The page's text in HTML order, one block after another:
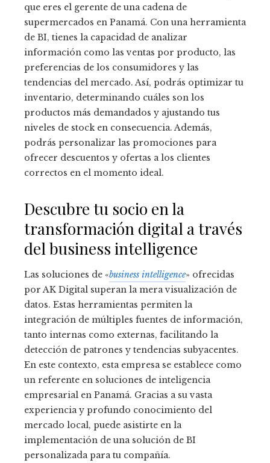
que eres el gerente de una cadena de
supermercados en Panamá. Con una herramienta
de BI, tienes la capacidad de analizar
información como las ventas por producto, las
preferencias de los consumidores y las
tendencias del mercado. Así, podrás optimizar tu
inventario, determinando cuáles son los
productos más demandados y ajustando tus
niveles de stock en consecuencia. Además,
podrás personalizar las promociones para
ofrecer descuentos y ofertas a los clientes
correctos en el momento ideal.
Descubre tu socio en la
transformación digital a través
del business intelligence
Las soluciones de «business intelligence» ofrecidas
por AK Digital superan la mera visualización de
datos. Estas herramientas permiten la
integración de múltiples fuentes de información,
tanto internas como externas, facilitando la
detección de patrones y tendencias subyacentes.
En este contexto, esta empresa se establece como
un referente en soluciones de inteligencia
empresarial en Panamá. Gracias a su vasta
experiencia y profundo conocimiento del
mercado local, puede asistirte en la
implementación de una solución de BI
personalizada para tu compañía.